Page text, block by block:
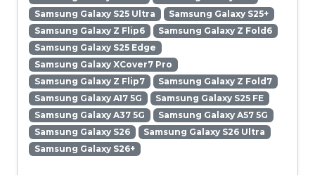
Samsung Galaxy S25 Ultra
Samsung Galaxy S25+
Samsung Galaxy Z Flip6
Samsung Galaxy Z Fold6
Samsung Galaxy S25 Edge
Samsung Galaxy XCover7 Pro
Samsung Galaxy Z Flip7
Samsung Galaxy Z Fold7
Samsung Galaxy A17 5G
Samsung Galaxy S25 FE
Samsung Galaxy A37 5G
Samsung Galaxy A57 5G
Samsung Galaxy S26
Samsung Galaxy S26 Ultra
Samsung Galaxy S26+